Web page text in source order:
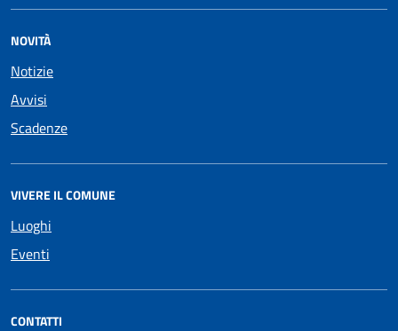
NOVITÀ
Notizie
Avvisi
Scadenze
VIVERE IL COMUNE
Luoghi
Eventi
CONTATTI